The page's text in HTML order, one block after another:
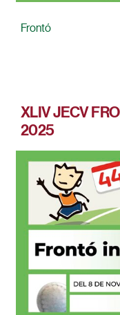
Frontó
XLIV JECV
2025